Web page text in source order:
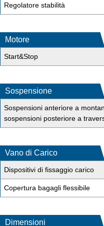
Regolatore stabilità
Motore
Start&Stop
Sospensione
Sospensioni anteriore a
sospensioni posteriore a
Vano di Carico
Dispositivi di fissaggio carico
Copertura bagagli flessibile
Dimensioni